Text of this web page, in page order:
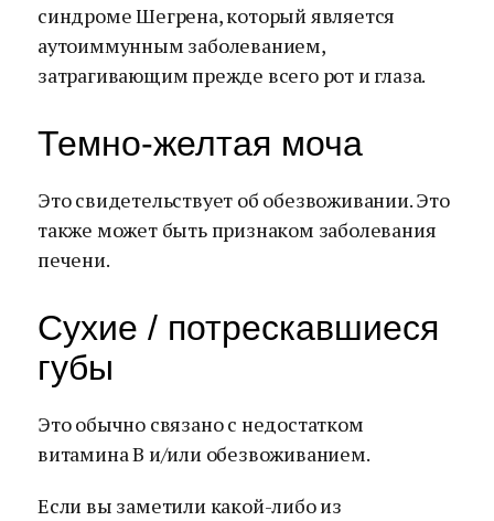
синдроме Шегрена, который является
аутоиммунным заболеванием,
затрагивающим прежде всего рот и глаза.
Темно-желтая моча
Это свидетельствует об обезвоживании. Это
также может быть признаком заболевания
печени.
Сухие / потрескавшиеся
губы
Это обычно связано с недостатком
витамина В и/или обезвоживанием.
Если вы заметили какой-либо из